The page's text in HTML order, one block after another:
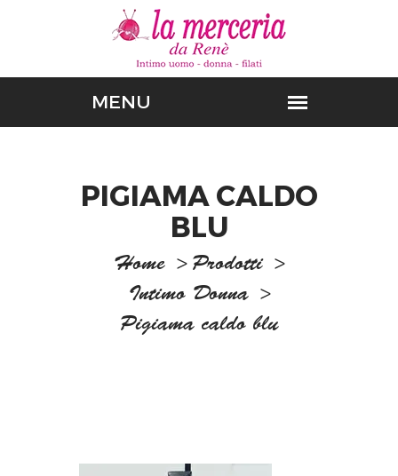
PIGIAMA CALDO
BLU
Home > Prodotti >
Intimo Donna >
Pigiama caldo blu